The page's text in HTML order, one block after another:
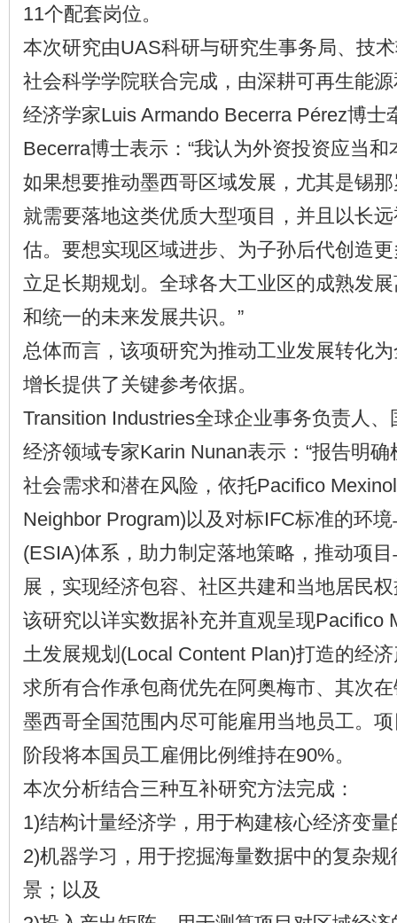
11个配套岗位。
本次研究由UAS科研与研究生事务局、技
社会科学学院联合完成，由深耕可再生能
经济学家Luis Armando Becerra Pérez博士
Becerra博士表示：“我认为外资投资应当
如果想要推动墨西哥区域发展，尤其是锡
就需要落地这类优质大型项目，并且以长
估。要想实现区域进步、为子孙后代创造
立足长期规划。全球各大工业区的成熟发
和统一的未来发展共识。”
总体而言，该项研究为推动工业发展转化
增长提供了关键参考依据。
Transition Industries全球企业事务负责人
经济领域专家Karin Nunan表示：“报告明
社会需求和潜在风险，依托Pacifico
Neighbor Program)以及对标IFC标准的环
(ESIA)体系，助力制定落地策略，推动项
展，实现经济包容、社区共建和当地居民权
该研究以详实数据补充并直观呈现Pacifico
土发展规划(Local Content Plan)打造的经
求所有合作承包商优先在阿奥梅市、其次
墨西哥全国范围内尽可能雇用当地员工。
阶段将本国员工雇佣比例维持在90%。
本次分析结合三种互补研究方法完成：
1)结构计量经济学，用于构建核心经济变
2)机器学习，用于挖掘海量数据中的复杂
景；以及